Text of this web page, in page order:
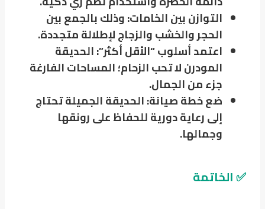
التوازن بين الخامات: وذلك بالجمع بين
الحجر والخشب والزجاج لإطلالة متجددة.
اعتمد أسلوب “الأقل أكثر”: الحديقة
المودرن لا تحب الزحام؛ المساحات الفارغة
جزء من الجمال.
ضع خطة صيانة: الحديقة الجميلة تحتاج
إلى رعاية دورية للحفاظ على رونقها
وجمالها.
✅ الخاتمة